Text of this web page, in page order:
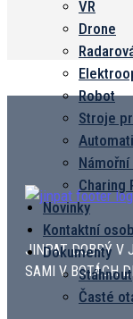
VR
Drone
Robot
Stroje
Charing
Novinky
Kontaktní
Dokumenty
Stáhnout
Časté
Kombinace
JINPAT DOBRÝ V
SAMI V BOTÁCH